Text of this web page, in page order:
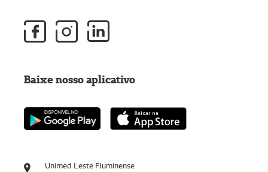
Unimed Leste Fluminense
Baixe nosso aplicativo